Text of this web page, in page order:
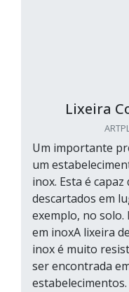
Lixeira
Um importante
um
inox. Esta é
descartados em
exemplo, no
em inoxA lixeira
inox é muito
ser encontrada